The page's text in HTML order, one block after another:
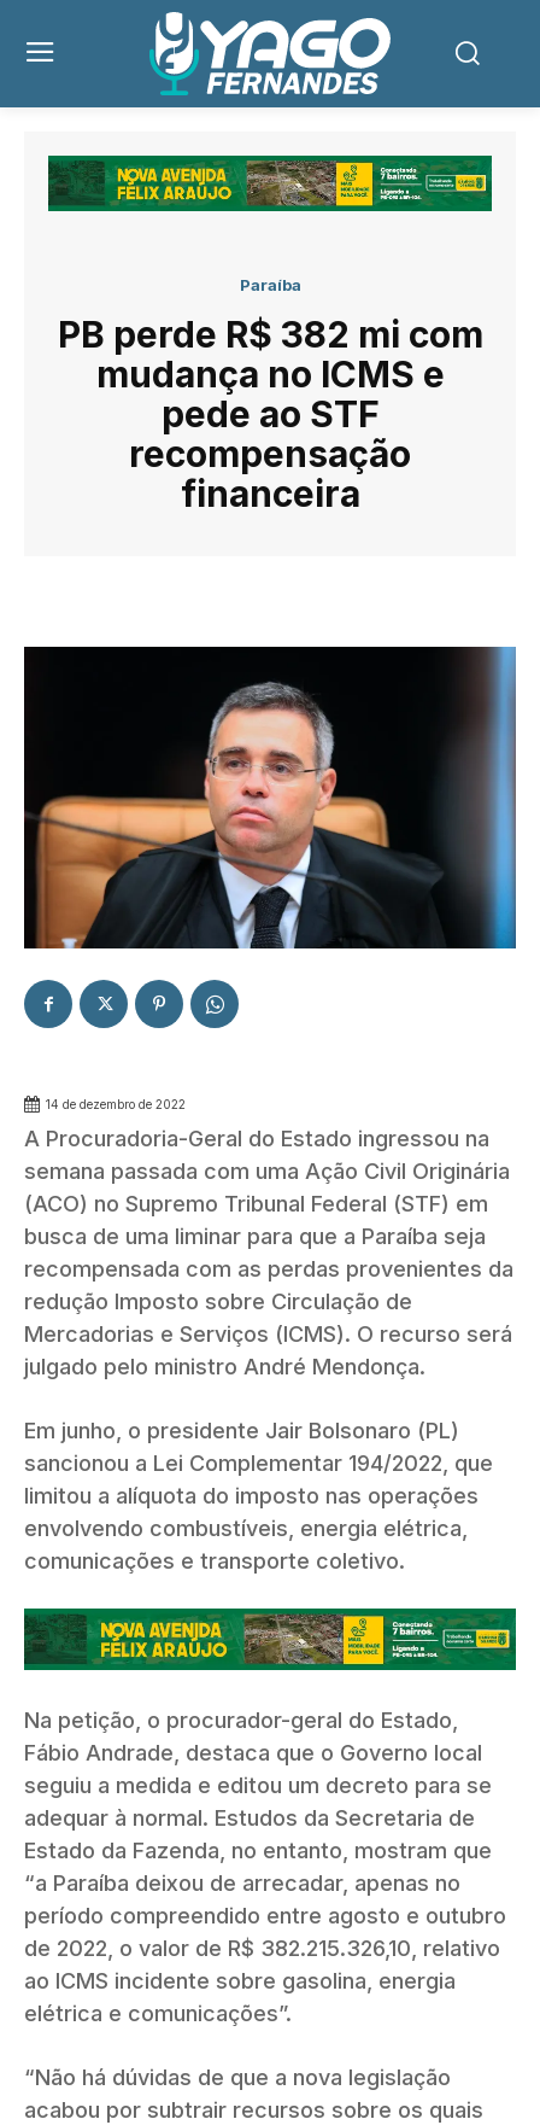
Paraíba
PB perde R$ 382 mi com
mudança no ICMS e
pede ao STF
recompensação
financeira
14 de dezembro de 2022
A Procuradoria-Geral do Estado ingressou na
semana passada com uma Ação Civil Originária
(ACO) no Supremo Tribunal Federal (STF) em
busca de uma liminar para que a Paraíba seja
recompensada com as perdas provenientes da
redução Imposto sobre Circulação de
Mercadorias e Serviços (ICMS). O recurso será
julgado pelo ministro André Mendonça.
Em junho, o presidente Jair Bolsonaro (PL)
sancionou a Lei Complementar 194/2022, que
limitou a alíquota do imposto nas operações
envolvendo combustíveis, energia elétrica,
comunicações e transporte coletivo.
Na petição, o procurador-geral do Estado,
Fábio Andrade, destaca que o Governo local
seguiu a medida e editou um decreto para se
adequar à normal. Estudos da Secretaria de
Estado da Fazenda, no entanto, mostram que
“a Paraíba deixou de arrecadar, apenas no
período compreendido entre agosto e outubro
de 2022, o valor de R$ 382.215.326,10, relativo
ao ICMS incidente sobre gasolina, energia
elétrica e comunicações”.
“Não há dúvidas de que a nova legislação
acabou por subtrair recursos sobre os quais